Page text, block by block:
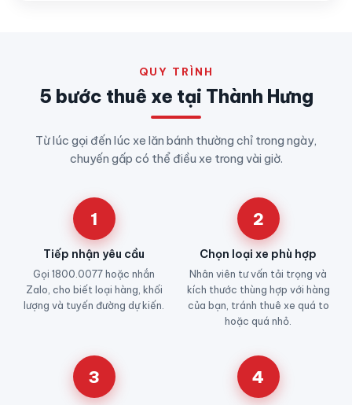
QUY TRÌNH
5 bước thuê xe tại Thành Hưng
Từ lúc gọi đến lúc xe lăn bánh thường chỉ trong ngày,
chuyến gấp có thể điều xe trong vài giờ.
1
Tiếp nhận yêu cầu
Gọi 1800.0077 hoặc nhắn
Zalo, cho biết loại hàng, khối
lượng và tuyến đường dự kiến.
2
Chọn loại xe phù hợp
Nhân viên tư vấn tải trọng và
kích thước thùng hợp với hàng
của bạn, tránh thuê xe quá to
hoặc quá nhỏ.
3 4